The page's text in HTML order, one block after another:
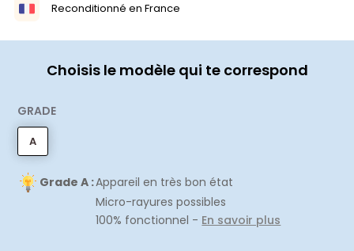
Reconditionné en France
Choisis le modèle qui te correspond
GRADE
A
Grade A :Appareil en très bon état
Micro-rayures possibles
100% fonctionnel - En savoir plus